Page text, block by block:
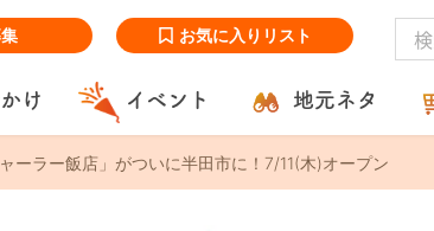
お気に入りリスト
け イベント 地元ネタ
ーラー飯店」がついに半田市に！7/11(木)オープン